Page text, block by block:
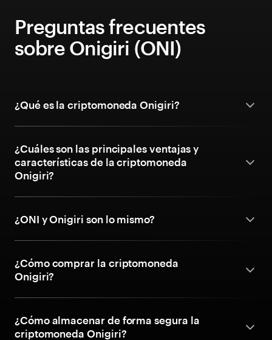
Preguntas frecuentes
sobre Onigiri (ONI)
¿Qué es la criptomoneda Onigiri?
¿Cuáles son las principales ventajas y
características de la criptomoneda
Onigiri?
¿ONI y Onigiri son lo mismo?
¿Cómo comprar la criptomoneda
Onigiri?
¿Cómo almacenar de forma segura la
criptomoneda Onigiri?